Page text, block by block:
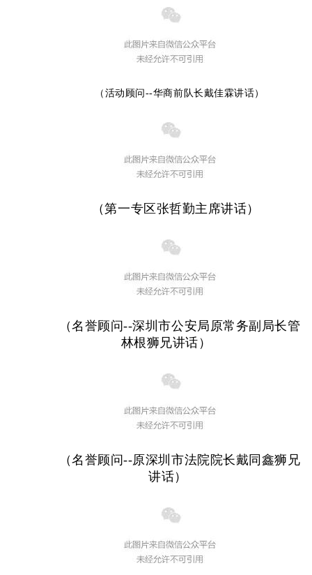
（活动顾问--华商前队长戴佳霖讲话）
（第一专区张哲勤主席讲话）
（名誉顾问--深圳市公安局原常务副局长管
林根狮兄讲话）
（名誉顾问--原深圳市法院院长戴同鑫狮兄
讲话）